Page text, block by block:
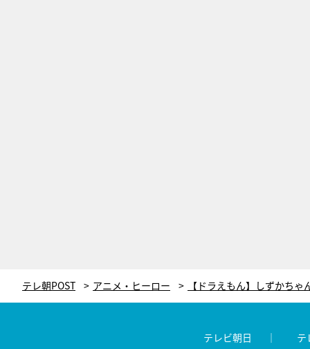
テレ朝POST アニメ・ヒーロー
テレビ朝日 テ